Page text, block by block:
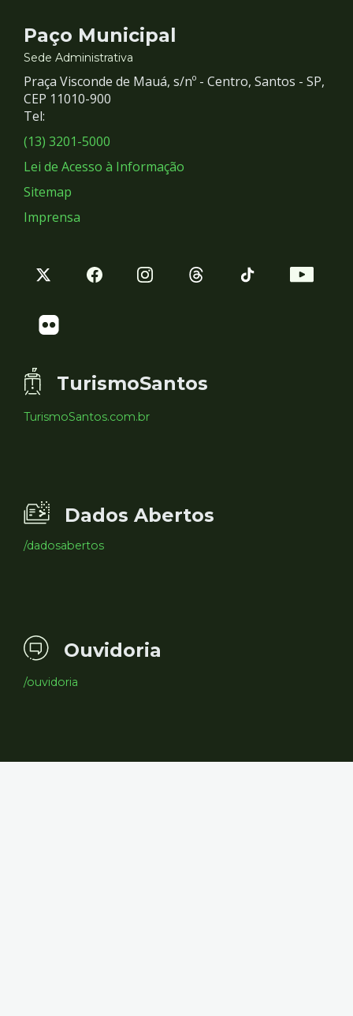
Contato
e
Redes
Sociais
Paço Municipal
Sede Administrativa
Praça Visconde de Mauá, s/nº - Centro, Santos - SP,
CEP 11010-900
Tel:
(13) 3201-5000
Lei de Acesso à Informação
Sitemap
Imprensa
TurismoSantos
TurismoSantos.com.br
Dados Abertos
/dadosabertos
Ouvidoria
/ouvidoria